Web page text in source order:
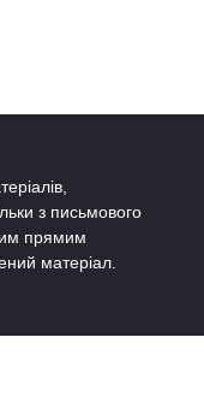
з письмового
прямим
матеріал.